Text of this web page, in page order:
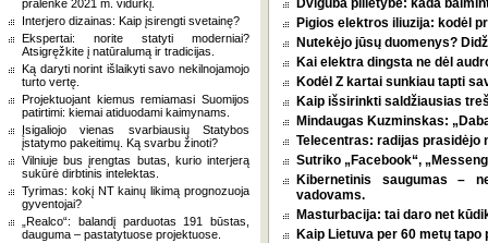
pralenkė 2021 m. vidurkį.
Interjero dizainas: Kaip įsirengti svetainę?
Ekspertai: norite statyti moderniai?
Atsigręžkite į natūralumą ir tradicijas.
Ką daryti norint išlaikyti savo nekilnojamojo
turto vertę.
Projektuojant kiemus remiamasi Suomijos
patirtimi: kiemai atiduodami kaimynams.
Įsigaliojo vienas svarbiausių Statybos
įstatymo pakeitimų. Ką svarbu žinoti?
Vilniuje bus įrengtas butas, kurio interjerą
sukūrė dirbtinis intelektas.
Tyrimas: kokį NT kainų likimą prognozuoja
gyventojai?
„Realco“: balandį parduotas 191 būstas,
dauguma – pastatytuose projektuose.
Dviguba pilietybė: kada
Pigios elektros iliuzija: kodėl
Nutekėjo jūsų duomenys?
Kai elektra dingsta ne dėl
Kodėl Z kartai sunkiau tapti
Kaip išsirinkti saldžiausias
Mindaugas Kuzminskas:
Telecentras: radijas prasidėjo
Sutriko „Facebook“,
Kibernetinis saugumas –
vadovams.
Masturbacija: tai daro net
Kaip Lietuva per 60 metų